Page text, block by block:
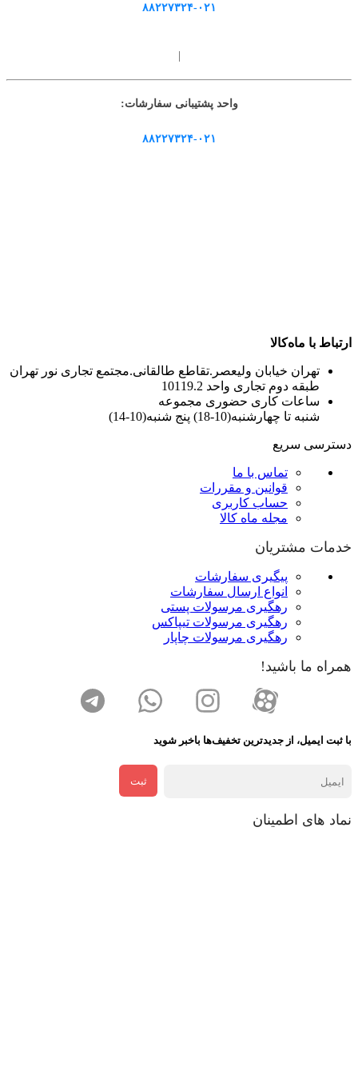
۸۸۲۲۷۳۲۴-۰۲۱
|
واحد پشتیبانی سفارشات:
۸۸۲۲۷۳۲۴-۰۲۱
ارتباط با ماه‌کالا
تهران خیابان ولیعصر.تقاطع طالقانی.مجتمع تجاری نور تهران
طبقه دوم تجاری واحد 10119.2
ساعات کاری حضوری مجموعه
شنبه تا چهارشنبه(10-18) پنج شنبه(10-14)
دسترسی سریع
تماس با ما
قوانین و مقررات
حساب کاربری
مجله ماه کالا
خدمات مشتریان
پیگیری سفارشات
انواع ارسال سفارشات
رهگیری مرسولات پستی
رهگیری مرسولات تیپاکس
رهگیری مرسولات چاپار
همراه ما باشید!
با ثبت ایمیل، از جدید‌ترین تخفیف‌ها با‌خبر شوید
ثبت
نماد های اطمینان